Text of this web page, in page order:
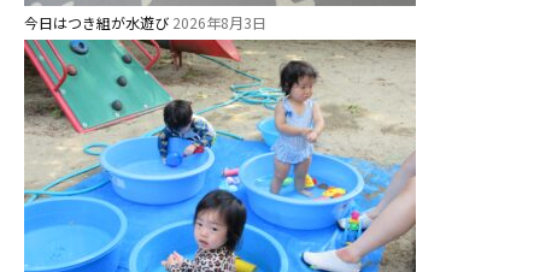
今日はつき組が水遊び 2026年8月3日